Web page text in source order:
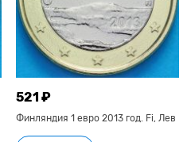
521 ₽
Финляндия 1 евро 2013 год. Fi, Лев